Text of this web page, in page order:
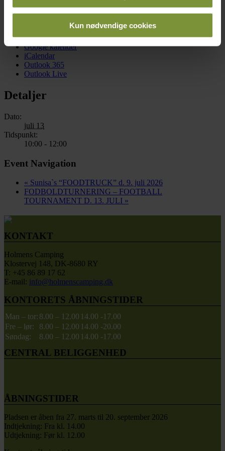
for sociale medier, annonceringspartnere og
analysepartnere. Vores partnere kan kombinere disse
data med andre oplysninger, du har givet dem, eller som
de har indsamlet fra din brug af deres tjenester.
Kun nødvendige cookies
Google kalender
iCalendar
Outlook 365
Outlook Live
Detaljer
Dato:
juli 13
Tidspunkt:
10:00 - 12:00
Event Navigation
« Sunisa`s “FOODTRUCK” d. 9. juli 2026
FODBOLDTURNERING – FOOTBALL
TOURNAMENT D. 13. JULI »
KONTAKT
Holmens Camping
Klostervej 148, DK-8680 RY
T: +45 86 89 17 62
E-mail: info@holmenscamping.dk
KONTORETS ÅBNINGSTIDER
Man – tor: 8.00 – 12.00 14.00 -17.00
Fre – lør:
8.00 – 12.00 14.00 -20.00
Søndag:
8.00 – 12.00 14.00 -17.00
CENTRAL BELIGGENHED
ÅBNINGSTIDER
Pladsen er åben fra 27. marts til 20. september 2026
Indtjekning: Fra kl. 14.00
Udtjekning: Før kl. 12.00